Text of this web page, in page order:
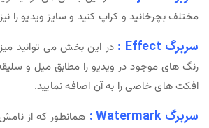
مختلف بچرخانید و کراپ کنید و سایز ویدیو را
سربرگ Effect :
در این بخش می توانید
رنگ های موجود در ویدیو را مطابق میل و
افکت های خاصی را به آن اضافه نمایید.
سربرگ Watermark :
همانطور که از